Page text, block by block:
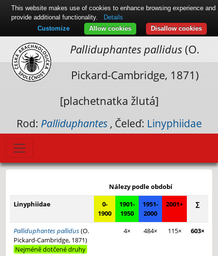
Palliduphantes pallidus(O.
Pickard-Cambridge, 1871)
[plachetnatka žlutá]
Rod: Palliduphantes , Čeleď: Linyphiidae
−
Leaflet|© Seznam.cz a.s. a další
Nálezy podle období
Linyphiidae
0-
1900
1901-
1950
1951-
2000
2001+ ∑
Palliduphantes pallidus(O.
Pickard-Cambridge, 1871)
Nejméně dotčené druhy
4× 484× 115× 603×
This website makes use of cookies to enhance browsing experience and
provide additional functionality.
Details
Disallow cookies
Allow cookies
Customize